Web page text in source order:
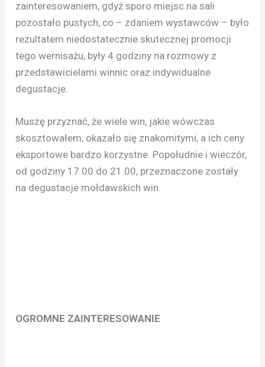
zainteresowaniem, gdyż sporo miejsc na sali
pozostało pustych, co – zdaniem wystawców – było
rezultatem niedostatecznie skutecznej promocji
tego wernisażu, były 4 godziny na rozmowy z
przedstawicielami winnic oraz indywidualne
degustacje.
Muszę przyznać, że wiele win, jakie wówczas
skosztowałem, okazało się znakomitymi, a ich ceny
eksportowe bardzo korzystne. Popołudnie i wieczór,
od godziny 17.00 do 21.00, przeznaczone zostały
na degustacje mołdawskich win.
OGROMNE ZAINTERESOWANIE